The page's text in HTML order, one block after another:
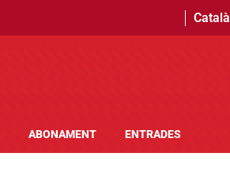
Català
ABONAMENT ENTRADES